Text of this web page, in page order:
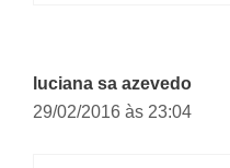
luciana sa azevedo
29/02/2016 às 23:04